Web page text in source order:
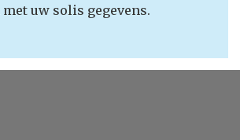
uw solis gegevens.